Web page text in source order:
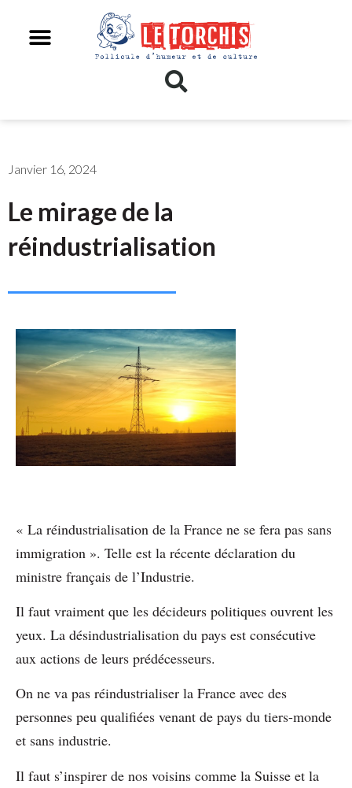
Janvier 16, 2024
Le mirage de la
réindustrialisation
« La réindustrialisation de la France ne se fera pas sans
immigration ». Telle est la récente déclaration du
ministre français de l’Industrie.
Il faut vraiment que les décideurs politiques ouvrent les
yeux. La désindustrialisation du pays est consécutive
aux actions de leurs prédécesseurs.
On ne va pas réindustrialiser la France avec des
personnes peu qualifiées venant de pays du tiers-monde
et sans industrie.
Il faut s’inspirer de nos voisins comme la Suisse et la